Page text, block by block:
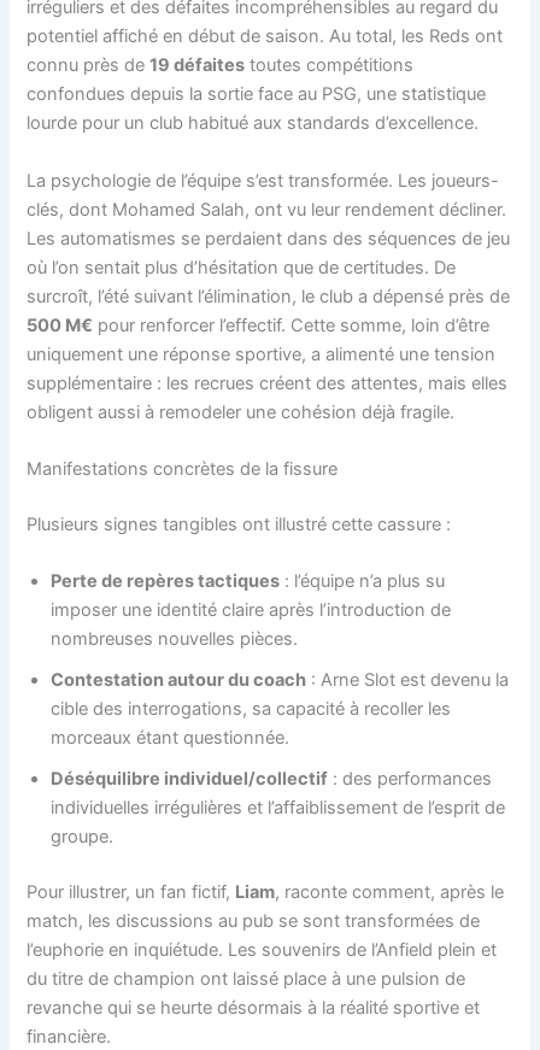
irréguliers et des défaites incompréhensibles au regard du
potentiel affiché en début de saison. Au total, les Reds ont
connu près de19 défaites toutes compétitions
confondues depuis la sortie face au PSG, une statistique
lourde pour un club habitué aux standards d’excellence.
La psychologie de l’équipe s’est transformée. Les joueurs-
clés, dont Mohamed Salah, ont vu leur rendement décliner.
Les automatismes se perdaient dans des séquences de jeu
où l’on sentait plus d’hésitation que de certitudes. De
surcroît, l’été suivant l’élimination, le club a dépensé près de
500 M€ pour renforcer l’effectif. Cette somme, loin d’être
uniquement une réponse sportive, a alimenté une tension
supplémentaire : les recrues créent des attentes, mais elles
obligent aussi à remodeler une cohésion déjà fragile.
Manifestations concrètes de la fissure
Plusieurs signes tangibles ont illustré cette cassure :
Perte de repères tactiques : l’équipe n’a plus su
imposer une identité claire après l’introduction de
nombreuses nouvelles pièces.
Contestation autour du coach : Arne Slot est devenu la
cible des interrogations, sa capacité à recoller les
morceaux étant questionnée.
Déséquilibre individuel/collectif : des performances
individuelles irrégulières et l’affaiblissement de l’esprit de
groupe.
Pour illustrer, un fan fictif, Liam, raconte comment, après le
match, les discussions au pub se sont transformées de
l’euphorie en inquiétude. Les souvenirs de l’Anfield plein et
du titre de champion ont laissé place à une pulsion de
revanche qui se heurte désormais à la réalité sportive et
financière.